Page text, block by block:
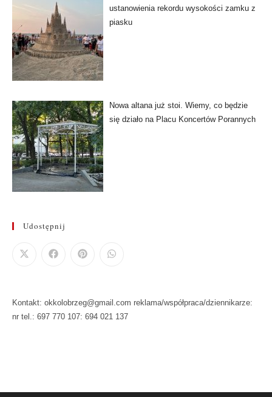
ustanowienia rekordu wysokości zamku z
piasku
Nowa altana już stoi. Wiemy, co będzie
się działo na Placu Koncertów Porannych
Udostępnij
Kontakt: okkolobrzeg@gmail.com reklama/współpraca/dziennikarze:
nr tel.: 697 770 107: 694 021 137